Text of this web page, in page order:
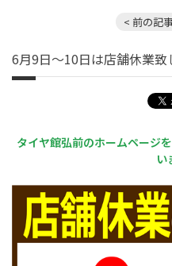
< 前の記
6月9日～10日は店舗休業致
タイヤ館弘前のホームページ
い